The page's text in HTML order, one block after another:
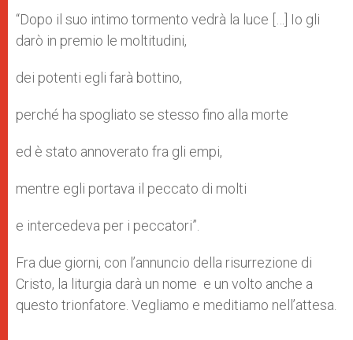
“Dopo il suo intimo tormento vedrà la luce […] Io gli
darò in premio le moltitudini,
dei potenti egli farà bottino,
perché ha spogliato se stesso fino alla morte
ed è stato annoverato fra gli empi,
mentre egli portava il peccato di molti
e intercedeva per i peccatori”.
Fra due giorni, con l’annuncio della risurrezione di
Cristo, la liturgia darà un nome e un volto anche a
questo trionfatore. Vegliamo e meditiamo nell’attesa.